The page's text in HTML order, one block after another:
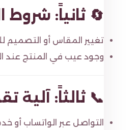
🔄 ثانياً: شروط
تغيير المقاس أو التصميم
وجود عيب في المنتج عند
📞 ثالثاً: آلية
التواصل عبر الواتساب أو